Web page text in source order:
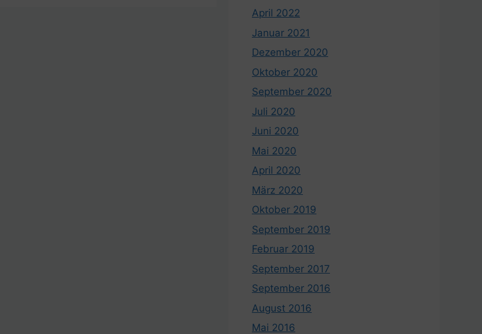
April 2022
Januar 2021
Dezember 2020
Oktober 2020
September 2020
Juli 2020
Juni 2020
Mai 2020
April 2020
März 2020
Oktober 2019
September 2019
Februar 2019
September 2017
September 2016
August 2016
Mai 2016